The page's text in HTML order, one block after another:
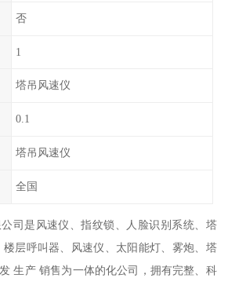
否
1
塔吊风速仪
0.1
塔吊风速仪
全国
公司是风速仪、指纹锁、人脸识别系统、塔
层呼叫器、风速仪、太阳能灯、雾炮、塔
生产 销售为一体的化公司，拥有完整、科